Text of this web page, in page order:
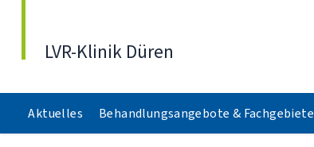
LVR-Klinik Düren
Aktuelles Behandlungsangebote & Fachgebiete